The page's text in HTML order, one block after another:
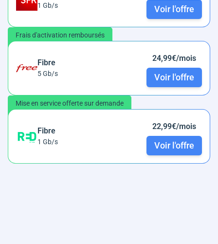
1 Gb/s Voir l'offre
Frais d'activation remboursés
Fibre
5 Gb/s
24,99€/mois
Voir l'offre
Mise en service offerte sur demande
Fibre
1 Gb/s
22,99€/mois
Voir l'offre